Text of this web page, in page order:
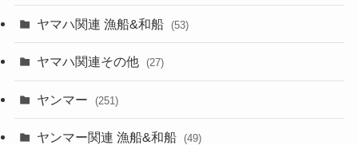
ヤマハ関連 漁船&和船 (53)
ヤマハ関連その他 (27)
ヤンマー (251)
ヤンマー関連 漁船&和船 (49)